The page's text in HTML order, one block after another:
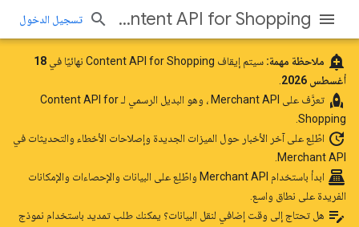
Content API for Shopping تسجيل الدخول
add_alert ملاحظة مهمة: سيتم إيقاف Content API for Shopping نهائيًا في
18
أغسطس 2026
rocket تعرَّف على Merchant API
، وهو البديل الرسمي لـ Content API for
Shopping.
update اطّلِع على آخر الأخبار حول الميزات الجديدة وإصلاحات الأخطاء والتحديثات في
Merchant API.
point_of_sale ابدأ باستخدام Merchant API
واطّلِع على البيانات والإحصاءات والإمكانات
الفريدة على نطاق واسع.
edit_note هل تحتاج إلى وقت إضافي لنقل البيانات؟ يمكنك طلب تمديد باستخدام نموذج